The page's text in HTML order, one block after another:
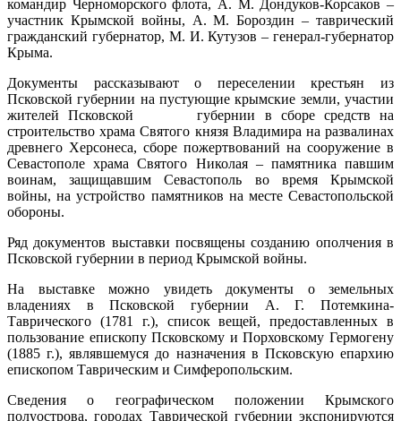
командир Черноморского флота, А. М. Дондуков-Корсаков –
участник Крымской войны, А. М. Бороздин – таврический
гражданский губернатор, М. И. Кутузов – генерал-губернатор
Крыма.
Документы рассказывают о переселении крестьян из
Псковской губернии на пустующие крымские земли, участии
жителей Псковской губернии в сборе средств на
строительство храма Святого князя Владимира на развалинах
древнего Херсонеса, сборе пожертвований на сооружение в
Севастополе храма Святого Николая – памятника павшим
воинам, защищавшим Севастополь во время Крымской
войны, на устройство памятников на месте Севастопольской
обороны.
Ряд документов выставки посвящены созданию ополчения в
Псковской губернии в период Крымской войны.
На выставке можно увидеть документы о земельных
владениях в Псковской губернии А. Г. Потемкина-
Таврического (1781 г.), список вещей, предоставленных в
пользование епископу Псковскому и Порховскому Гермогену
(1885 г.), являвшемуся до назначения в Псковскую епархию
епископом Таврическим и Симферопольским.
Сведения о географическом положении Крымского
полуострова, городах Таврической губернии экспонируются